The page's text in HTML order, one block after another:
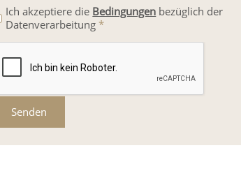
Ich akzeptiere die Bedingungen bezüglich der
Datenverarbeitung *
Senden